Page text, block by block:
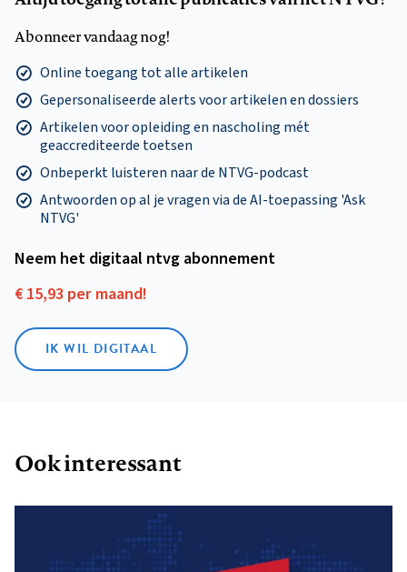
Abonneer vandaag nog!
Online toegang tot alle artikelen
Gepersonaliseerde alerts voor artikelen en dossiers
Artikelen voor opleiding en nascholing mét
geaccrediteerde toetsen
Onbeperkt luisteren naar de NTVG-podcast
Antwoorden op al je vragen via de AI-toepassing 'Ask
NTVG'
Neem het digitaal ntvg abonnement
€ 15,93 per maand!
IK WIL DIGITAAL
Ook interessant